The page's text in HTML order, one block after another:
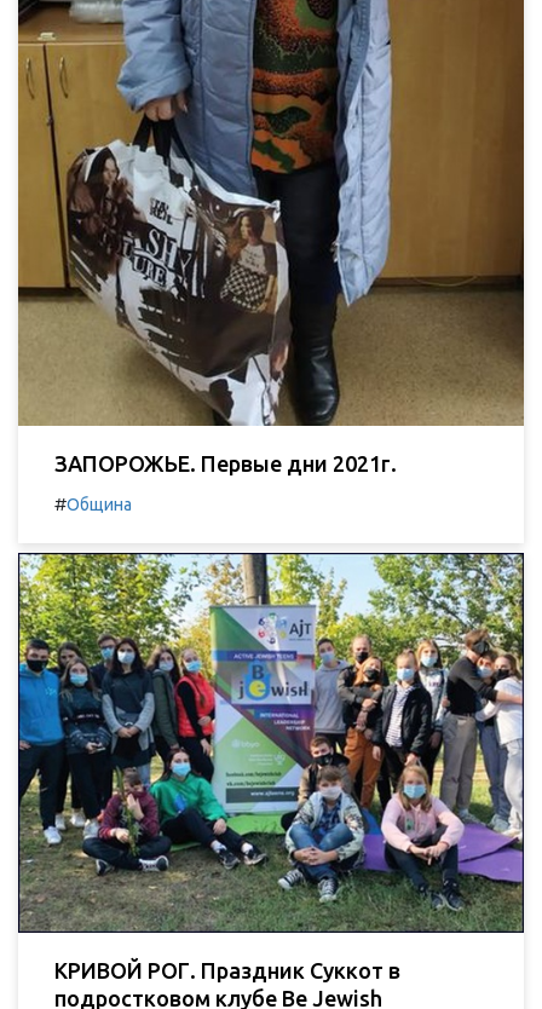
ЗАПОРОЖЬЕ. Первые дни 2021г.
#Община
КРИВОЙ РОГ. Праздник Суккот в
подростковом клубе Be Jewish